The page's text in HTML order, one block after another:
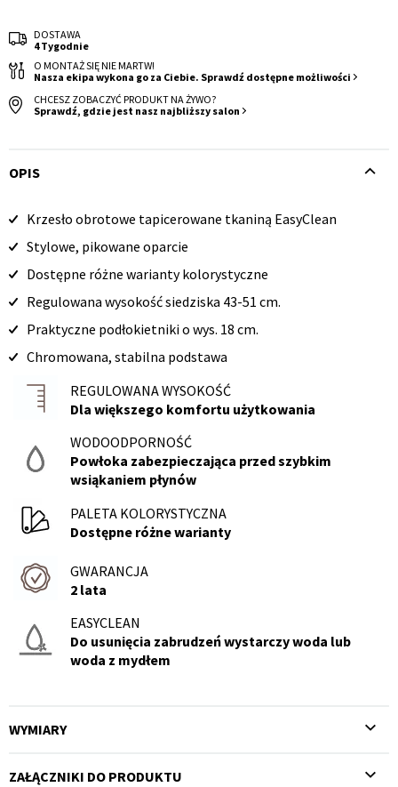
DOSTAWA
4 Tygodnie
O MONTAŻ SIĘ NIE MARTW!
Nasza ekipa wykona go za Ciebie. Sprawdź dostępne możliwości
CHCESZ ZOBACZYĆ PRODUKT NA ŻYWO?
Sprawdź, gdzie jest nasz najbliższy salon
OPIS
Opis
produktu
Krzesło obrotowe tapicerowane tkaniną EasyClean
Stylowe, pikowane oparcie
Dostępne różne warianty kolorystyczne
Regulowana wysokość siedziska 43-51 cm.
Praktyczne podłokietniki o wys. 18 cm.
Chromowana, stabilna podstawa
REGULOWANA WYSOKOŚĆ
Dla większego komfortu użytkowania
WODOODPORNOŚĆ
Powłoka zabezpieczająca przed szybkim
wsiąkaniem płynów
PALETA KOLORYSTYCZNA
Dostępne różne warianty
GWARANCJA
2 lata
EASYCLEAN
Do usunięcia zabrudzeń wystarczy woda lub
woda z mydłem
WYMIARY
ZAŁĄCZNIKI DO PRODUKTU
Krzesło i fotel Wszystkie meble